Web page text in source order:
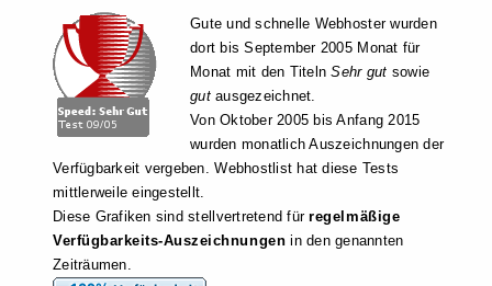
Gute und schnelle Webhoster wurden
dort bis September 2005 Monat für
Monat mit den TitelnSehr gut sowie
gutausgezeichnet.
Von Oktober 2005 bis Anfang 2015
wurden monatlich Auszeichnungen der
Verfügbarkeit vergeben. Webhostlist hat diese Tests
mittlerweile eingestellt.
Diese Grafiken sind stellvertretend fürregelmäßige
Verfügbarkeits-Auszeichnungen in den genannten
Zeiträumen.